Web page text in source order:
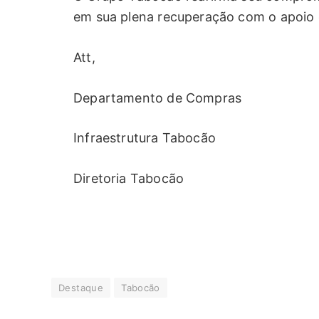
em sua plena recuperação com o apoio
Att,
Departamento de Compras
Infraestrutura Tabocão
Diretoria Tabocão
Destaque Tabocão